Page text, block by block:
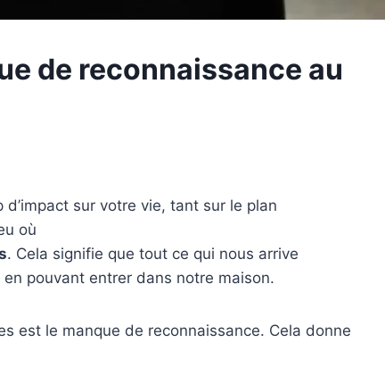
de reconnaissance au
sur votre vie, tant sur le plan
où
. Cela signifie que tout ce qui nous arrive
pouvant entrer dans notre maison.
est le manque de reconnaissance. Cela donne